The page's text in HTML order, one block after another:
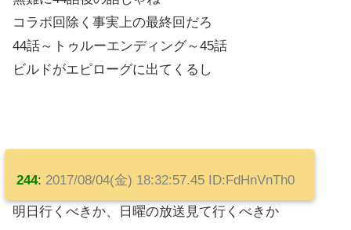
コラボ回除く事実上の最終回だろ
44話～トゥルーエンディング～45話
ビルドがエピローグに出てくるし
244: 2017/08/04(金) 18:32:57.45 ID:FdHnVnTh0
明日行くべきか、日曜の放送見て行くべきか